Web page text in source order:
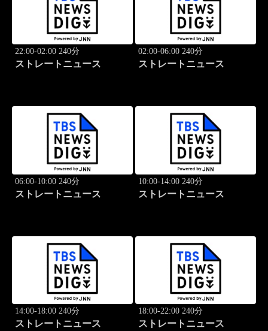
22:00-02:00 240分
ストレートニュース
02:00-06:00 240分
ストレートニュース
06:00-10:00 240分
ストレートニュース
10:00-14:00 240分
ストレートニュース
14:00-18:00 240分
ストレートニュース
18:00-22:00 240分
ストレートニュース